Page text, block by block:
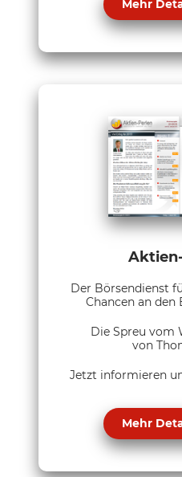
Mehr
Der Börsendienst
Chancen an den
Die Spreu vom
von
Jetzt informieren
Mehr